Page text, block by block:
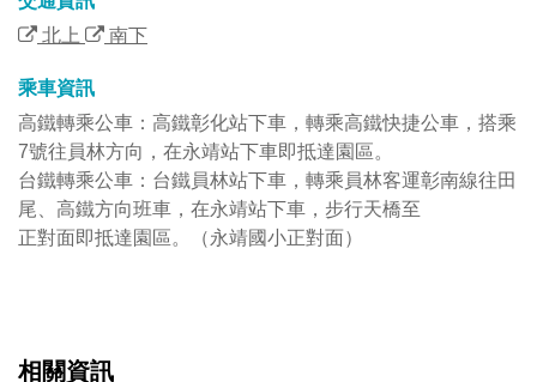
北上
南下
乘車資訊
高鐵轉乘公車：高鐵彰化站下車，轉乘高鐵快捷公車，搭乘
7號往員林方向，在永靖站下車即抵達園區。
台鐵轉乘公車：台鐵員林站下車，轉乘員林客運彰南線往田
尾、高鐵方向班車，在永靖站下車，步行天橋至
正對面即抵達園區。（永靖國小正對面）
相關資訊